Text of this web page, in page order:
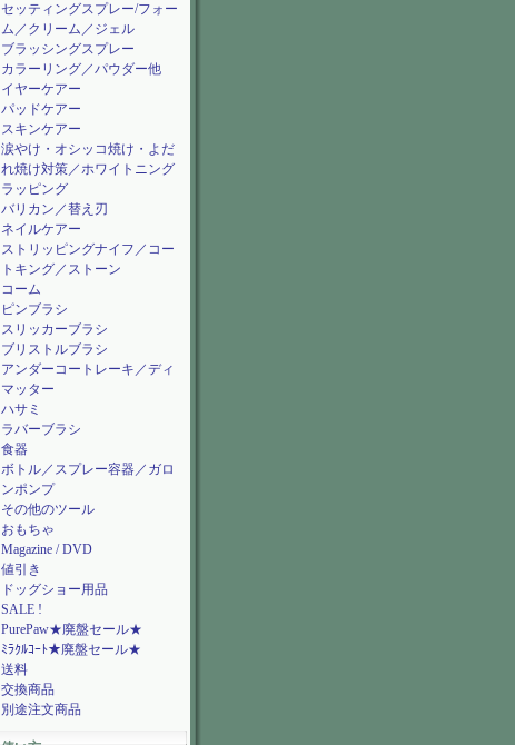
セッティングスプレー/フォー
ム／クリーム／ジェル
ブラッシングスプレー
カラーリング／パウダー他
イヤーケアー
パッドケアー
スキンケアー
涙やけ・オシッコ焼け・よだ
れ焼け対策／ホワイトニング
ラッピング
バリカン／替え刃
ネイルケアー
ストリッピングナイフ／コー
トキング／ストーン
コーム
ピンブラシ
スリッカーブラシ
ブリストルブラシ
アンダーコートレーキ／ディ
マッター
ハサミ
ラバーブラシ
食器
ボトル／スプレー容器／ガロ
ンポンプ
その他のツール
おもちゃ
Magazine / DVD
値引き
ドッグショー用品
SALE !
PurePaw★廃盤セール★
ﾐﾗｸﾙｺｰﾄ★廃盤セール★
送料
交換商品
別途注文商品